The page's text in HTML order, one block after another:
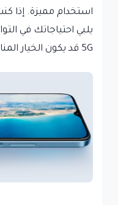
استخدام مميزة. إذا
5G قد يكون الخيار المناسب لك.